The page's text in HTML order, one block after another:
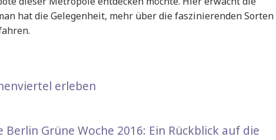
hat die Gelegenheit, mehr über die faszinierenden Sorten
erleben
Grüne Woche 2016: Ein Rückblick auf die